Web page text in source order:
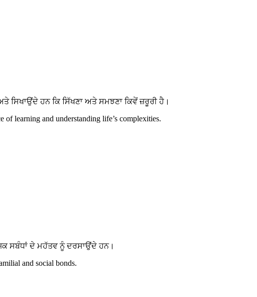
ਹਨ ਕਿ ਸਿੱਖਣਾ ਅਤੇ ਸਮਝਣਾ ਕਿਵੇਂ ਜ਼ਰੂਰੀ ਹੈ।
learning and understanding life’s complexities.
ਸਬੰਧਾਂ ਦੇ ਮਹੱਤਵ ਨੂੰ ਦਰਸਾਉਂਦੇ ਹਨ।
and social bonds.